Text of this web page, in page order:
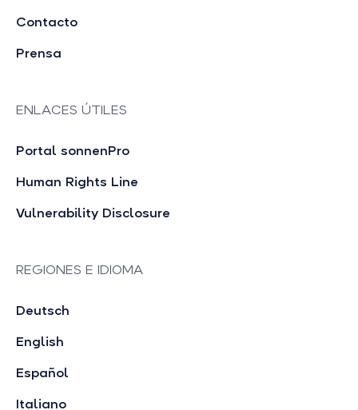
Contacto
Prensa
ENLACES ÚTILES
Portal sonnenPro
Human Rights Line
Vulnerability Disclosure
REGIONES E IDIOMA
Deutsch
English
Español
Italiano